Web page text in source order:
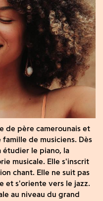
de père camerounais et
famille de musiciens. Dès
étudier le piano, la
musicale. Elle s'inscrit
chant. Elle ne suit pas
et s'oriente vers le jazz.
au niveau du grand